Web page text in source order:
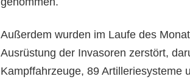
Außerdem wurden im Laufe des
Ausrüstung der Invasoren zerstört,
Kampffahrzeuge, 89 Artilleriesysteme